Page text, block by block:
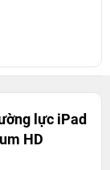
lực iPad
HD